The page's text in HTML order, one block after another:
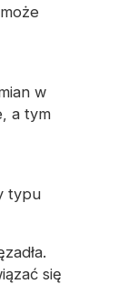
w
a tym
typu
się